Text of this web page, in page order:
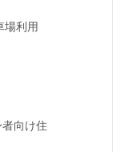
場利用
向け住